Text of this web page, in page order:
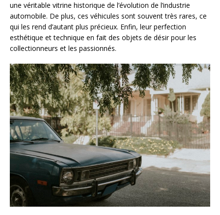
une véritable vitrine historique de l’évolution de l’industrie
automobile. De plus, ces véhicules sont souvent très rares, ce
qui les rend d’autant plus précieux. Enfin, leur perfection
esthétique et technique en fait des objets de désir pour les
collectionneurs et les passionnés.